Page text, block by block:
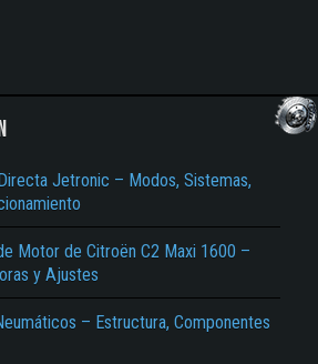
Jetronic – Modos, Sistemas,
Motor de Citroën C2 Maxi 1600 –
y Ajustes
– Estructura, Componentes